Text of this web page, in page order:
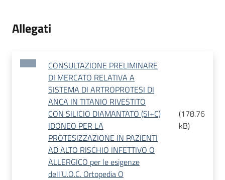
Allegati
CONSULTAZIONE PRELIMINARE
DI MERCATO RELATIVA A
SISTEMA DI ARTROPROTESI DI
ANCA IN TITANIO RIVESTITO
CON SILICIO DIAMANTATO (SI+C)
IDONEO PER LA
PROTESIZZAZIONE IN PAZIENTI
AD ALTO RISCHIO INFETTIVO O
ALLERGICO per le esigenze
dell’U.O.C. Ortopedia O
(178.76
kB)